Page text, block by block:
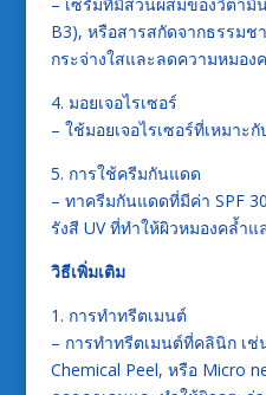
B3), หรือสารสกัดจากธรรมช
กระจ่างใสและลดความหมอง
4. มอยเจอไรเซอร์
– ใช้มอยเจอไรเซอร์ที่เหมา
5. การใช้ครีมกันแดด
– ทาครีมกันแดดที่มีค่า SPF
รังสี UV ที่ทำให้ผิวหมองคล้ำแ
วิธีเพิ่มเติม
1. การทำทรีตเมนต์
– การทำทรีตเมนต์ที่คลินิก เช่
Chemical Peel, หรือ Micro